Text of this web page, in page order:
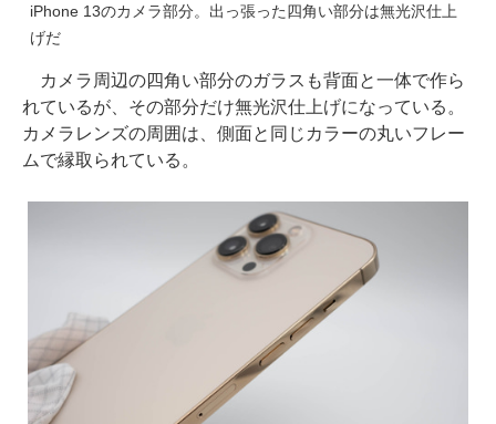
iPhone 13のカメラ部分。出っ張った四角い部分は無光沢仕上
げだ
カメラ周辺の四角い部分のガラスも背面と一体で作ら
れているが、その部分だけ無光沢仕上げになっている。
カメラレンズの周囲は、側面と同じカラーの丸いフレー
ムで縁取られている。